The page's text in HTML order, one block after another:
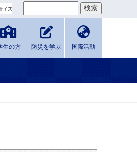
生の方 防災を学ぶ 国際活動